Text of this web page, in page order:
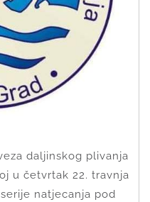
daljinskog plivanja
u četvrtak 22. travnja
natjecanja pod